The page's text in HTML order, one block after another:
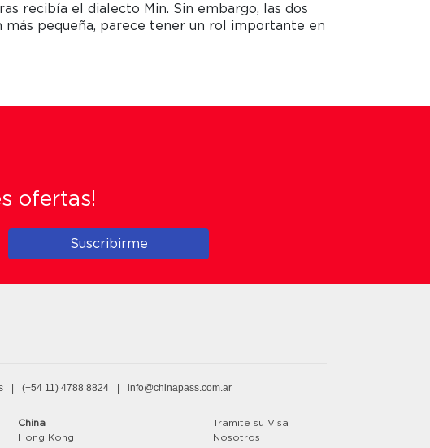
recibía el dialecto Min. Sin embargo, las dos
pequeña, parece tener un rol importante en
ofertas!
Suscribirme
| (+54 11) 4788 8824 | info@chinapass.com.ar
China
Hong Kong
Tramite su Visa
Nosotros